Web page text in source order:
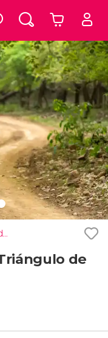
Excursiones de varios días
de